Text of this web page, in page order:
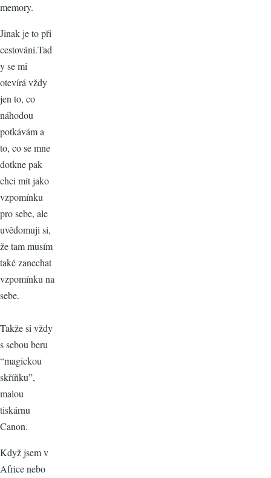
memory.
Jinak je to při
cestování.Tad
y se mi
otevírá vždy
jen to, co
náhodou
potkávám a
to, co se mne
dotkne pak
chci mít jako
vzpomínku
pro sebe, ale
uvědomuji si,
že tam musím
také zanechat
vzpomínku na
sebe.
Takže si vždy
s sebou beru
“magickou
skříňku”,
malou
tiskárnu
Canon.
Když jsem v
Africe nebo